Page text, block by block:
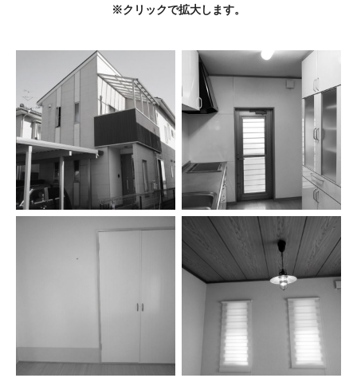
※クリックで拡大します。